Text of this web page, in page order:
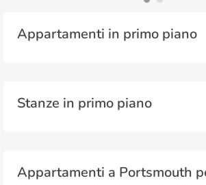
Appartamenti in primo piano
Stanze in primo piano
Appartamenti a Portsmouth